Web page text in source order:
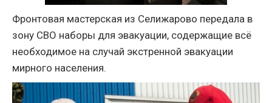
Фронтовая мастерская из Селижарово передала в
зону СВО наборы для эвакуации, содержащие всё
необходимое на случай экстренной эвакуации
мирного населения.